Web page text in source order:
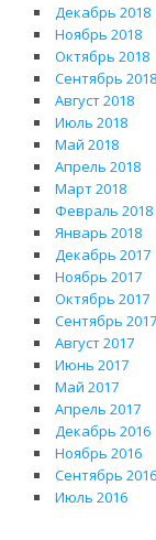
Декабрь 2018
Ноябрь 2018
Октябрь 2018
Сентябрь 2018
Август 2018
Июль 2018
Май 2018
Апрель 2018
Март 2018
Февраль 2018
Январь 2018
Декабрь 2017
Ноябрь 2017
Октябрь 2017
Сентябрь 2017
Август 2017
Июнь 2017
Май 2017
Апрель 2017
Декабрь 2016
Ноябрь 2016
Сентябрь 2016
Июль 2016